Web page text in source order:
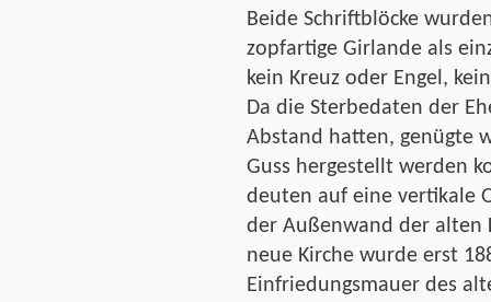
Beide Schriftblöcke
zopfartige Girlande als
kein Kreuz oder Engel,
Da die Sterbedaten der
Abstand hatten, genügte
Guss hergestellt werden
deuten auf eine vertikale
der Außenwand der alten
neue Kirche wurde erst
Einfriedungsmauer des